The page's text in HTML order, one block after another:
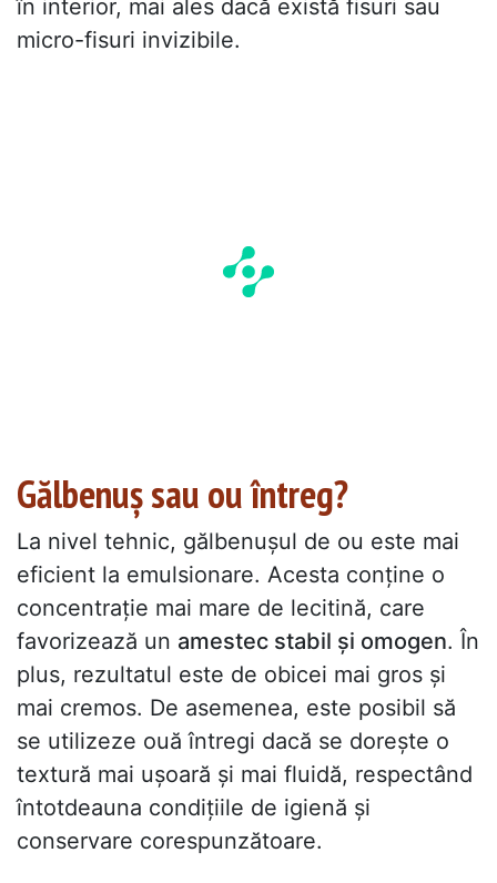
în interior, mai ales dacă există fisuri sau
micro-fisuri invizibile.
Gălbenuș sau ou întreg?
La nivel tehnic, gălbenușul de ou este mai
eficient la emulsionare. Acesta conține o
concentrație mai mare de lecitină, care
favorizează un amestec stabil și omogen. În
plus, rezultatul este de obicei mai gros și
mai cremos. De asemenea, este posibil să
se utilizeze ouă întregi dacă se dorește o
textură mai ușoară și mai fluidă, respectând
întotdeauna condițiile de igienă și
conservare corespunzătoare.